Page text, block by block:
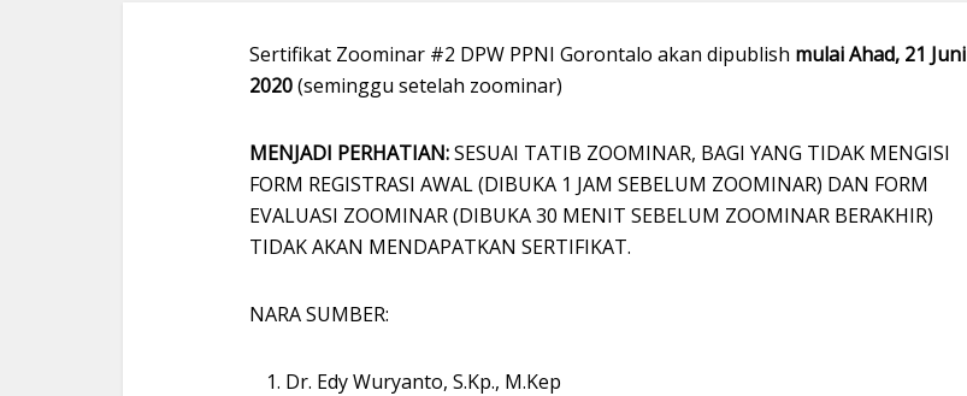
Sertifikat Zoominar #2 DPW PPNI Gorontalo akan dipublish mulai Ahad, 21 Juni
2020(seminggu setelah zoominar)
MENJADI PERHATIAN:SESUAI TATIB ZOOMINAR, BAGI YANG TIDAK MENGISI
FORM REGISTRASI AWAL (DIBUKA 1 JAM SEBELUM ZOOMINAR) DAN FORM
EVALUASI ZOOMINAR (DIBUKA 30 MENIT SEBELUM ZOOMINAR BERAKHIR)
TIDAK AKAN MENDAPATKAN SERTIFIKAT.
NARA SUMBER:
Dr. Edy Wuryanto, S.Kp., M.Kep